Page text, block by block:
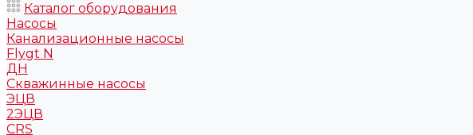
Каталог оборудования
Насосы
Канализационные насосы
Flygt N
ДН
Скважинные насосы
ЭЦВ
2ЭЦВ
CRS